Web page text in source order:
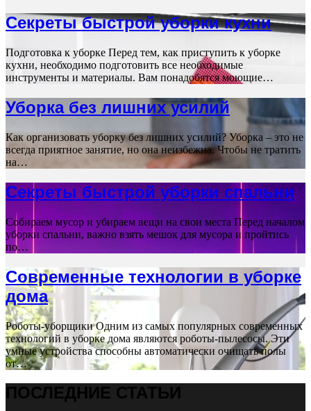
Секреты быстрой уборки кухни
Подготовка к уборке Перед тем, как приступить к уборке
кухни, необходимо подготовить все необходимые
инструменты и материалы. Вам понадобятся моющие…
Уборка без лишних усилий
Как организовать уборку без лишних усилий? Уборка – это не
всегда приятное занятие, но она неизбежна. Чтобы не тратить
на…
Секреты быстрой уборки спальни
Собираем мусор и убираем вещи на свои места Перед началом
уборки спальни, важно взять мешок для мусора и пройтись
по…
Современные технологии в уборке
дома
Роботы-уборщики Одним из самых популярных современных
технологий в уборке дома являются роботы-пылесосы. Эти
умные устройства способны автоматически очищать полы
от…
ПОСЛЕДНИЕ СТАТЬИ